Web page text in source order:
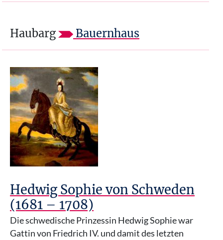
Haubarg Bauernhaus
Hedwig Sophie von Schweden
(1681 – 1708)
Die schwedische Prinzessin Hedwig Sophie war
Gattin von Friedrich IV. und damit des letzten